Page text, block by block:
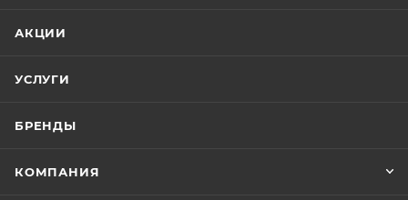
АКЦИИ
УСЛУГИ
БРЕНДЫ
КОМПАНИЯ